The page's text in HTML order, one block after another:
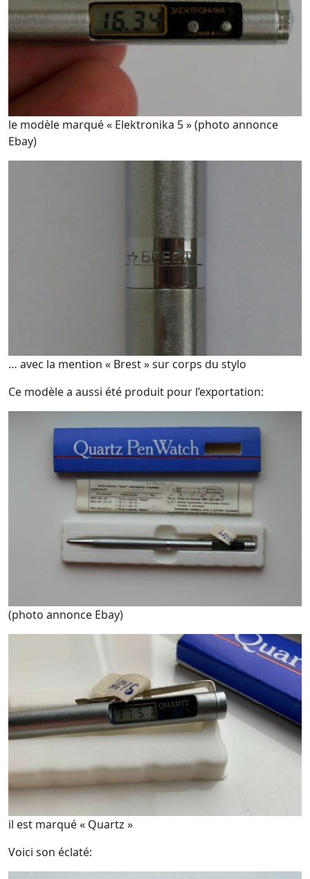
le modèle marqué « Elektronika 5 » (photo annonce
Ebay)
… avec la mention « Brest » sur corps du stylo
Ce modèle a aussi été produit pour l’exportation:
(photo annonce Ebay)
il est marqué « Quartz »
Voici son éclaté: